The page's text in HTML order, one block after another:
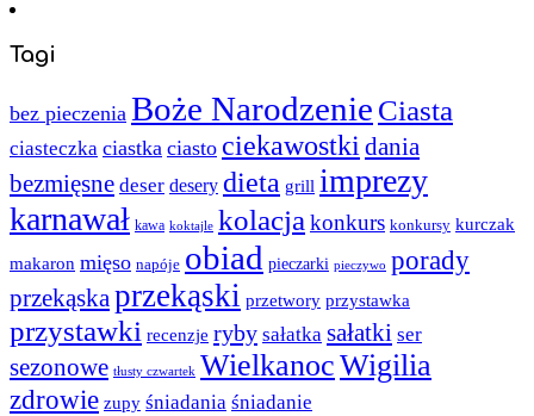
Tagi
bez pieczenia Boże Narodzenie Ciasta
ciasteczka ciastka ciasto ciekawostki dania
bezmięsne deser desery dieta grill imprezy
karnawał kawa koktajle kolacja konkurs konkursy kurczak
makaron mięso napóje obiad pieczarki pieczywo porady
przekąska przekąski przetwory przystawka
przystawki recenzje ryby sałatka sałatki ser
sezonowe tłusty czwartek WielkanocWigilia
zdrowie zupy śniadania śniadanie